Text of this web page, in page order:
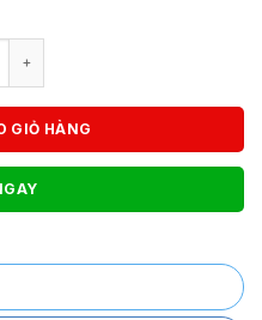
đúc nguyên khối 3026 số
GIỎ HÀNG